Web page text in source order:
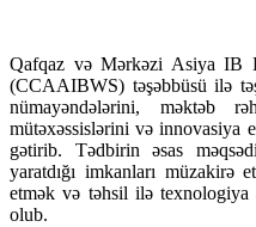
Qafqaz və Mərkəzi Asiya IB
(CCAAIBWS) təşəbbüsü ilə
nümayəndələrini, məktəb
mütəxəssislərini və innovasiya
gətirib. Tədbirin əsas
yaratdığı imkanları müzakirə
etmək və təhsil ilə texnologiya
olub.